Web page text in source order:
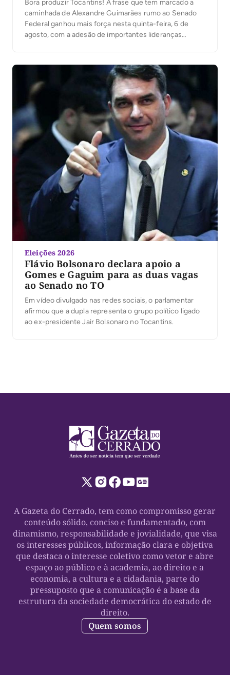
Bora produzir Tocantins! A frase que tem marcado a
caminhada de Alexandre Guimarães rumo ao Senado
Federal ganhou mais força nesta quinta-feira, 6 de
agosto, com a adesão de importantes lideranças
Eleições 2026
Flávio Bolsonaro declara apoio a
Gomes e Gaguim para as duas vagas
ao Senado no TO
Em vídeo divulgado nas redes sociais, o parlamentar
afirmou que a dupla representa o grupo político ligado
ao ex-presidente Jair Bolsonaro no Tocantins.
A Gazeta do Cerrado, tem como compromisso gerar
conteúdo sólido, conciso e fundamentado, com
dinamismo, responsabilidade e jovialidade, que visa
os interesses públicos, informação clara e objetiva
que destaca o interesse coletivo como vetor e abre
espaço ao público e à academia, ao direito e a
economia, a cultura e a cidadania, parte do
pressuposto que a comunicação é a base da
estrutura da sociedade democrática do estado de
direito.
Quem somos